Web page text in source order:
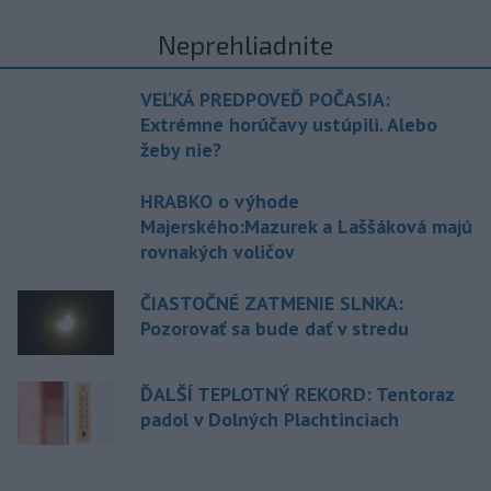
Neprehliadnite
VEĽKÁ PREDPOVEĎ POČASIA:
Extrémne horúčavy ustúpili. Alebo
žeby nie?
HRABKO o výhode
Majerského:Mazurek a Laššáková majú
rovnakých voličov
ČIASTOČNÉ ZATMENIE SLNKA:
Pozorovať sa bude dať v stredu
ĎALŠÍ TEPLOTNÝ REKORD: Tentoraz
padol v Dolných Plachtinciach